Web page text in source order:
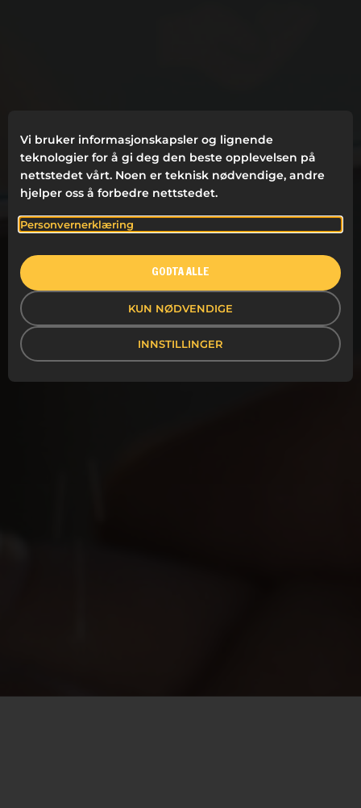
Vi bruker informasjonskapsler og lignende
teknologier for å gi deg den beste opplevelsen på
nettstedet vårt. Noen er teknisk nødvendige, andre
hjelper oss å forbedre nettstedet.
Personvernerklæring
KUN NØDVENDIGE
INNSTILLINGER
GODTA ALLE